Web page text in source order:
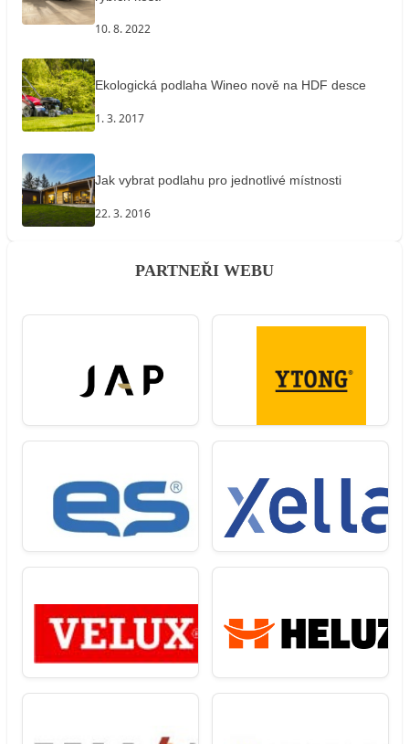
10. 8. 2022
Ekologická podlaha Wineo nově na HDF desce
1. 3. 2017
Jak vybrat podlahu pro jednotlivé místnosti
22. 3. 2016
PARTNEŘI WEBU